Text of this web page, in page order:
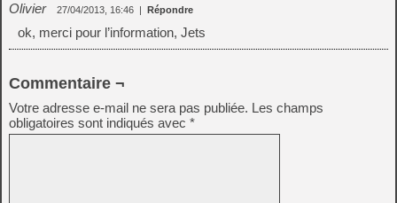
Olivier 27/04/2013, 16:46 | Répondre
ok, merci pour l’information, Jets
Commentaire ¬
Votre adresse e-mail ne sera pas publiée. Les champs
obligatoires sont indiqués avec *